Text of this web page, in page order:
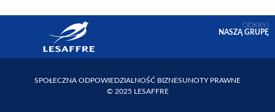
ODKRYJ
NASZĄ GRUPĘ
SPOŁECZNA ODPOWIEDZIALNOŚĆ BIZNESUNOTY PRAWNE
© 2025 LESAFFRE